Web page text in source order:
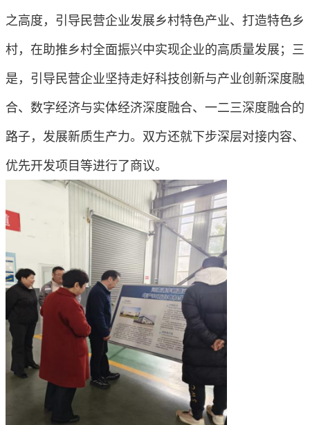
之高度，引导民营企业发展乡村特色产业、打造特色乡
村，在助推乡村全面振兴中实现企业的高质量发展；三
是，引导民营企业坚持走好科技创新与产业创新深度融
合、数字经济与实体经济深度融合、一二三深度融合的
路子，发展新质生产力。双方还就下步深层对接内容、
优先开发项目等进行了商议。